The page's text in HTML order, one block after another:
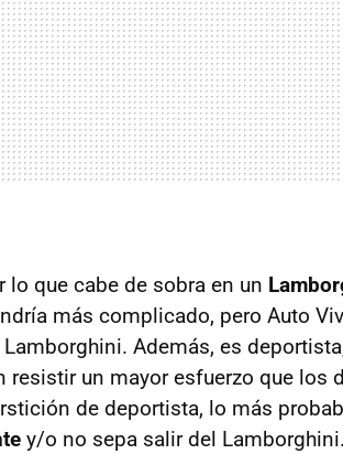
lo que cabe de sobra en un
más complicado, pero Auto
Además, es
resistir un mayor esfuerzo que los
de deportista, lo más
y/o no sepa salir del